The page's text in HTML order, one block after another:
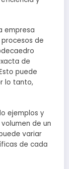
empresa
de
de
puede
lo tanto,
ejemplos y
de un
variar
de cada